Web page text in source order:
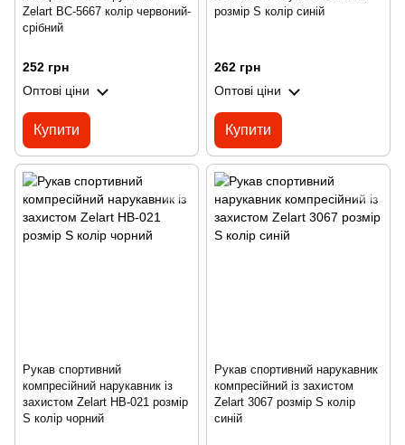
Zelart BC-5667 колір червоний-
срібний
252 грн
Оптові ціни
Купити
розмір S колір синій
262 грн
Оптові ціни
Купити
Рукав спортивний
компресійний нарукавник із
захистом Zelart HB-021 розмір
S колір чорний
Рукав спортивний нарукавник
компресійний із захистом
Zelart 3067 розмір S колір
синій